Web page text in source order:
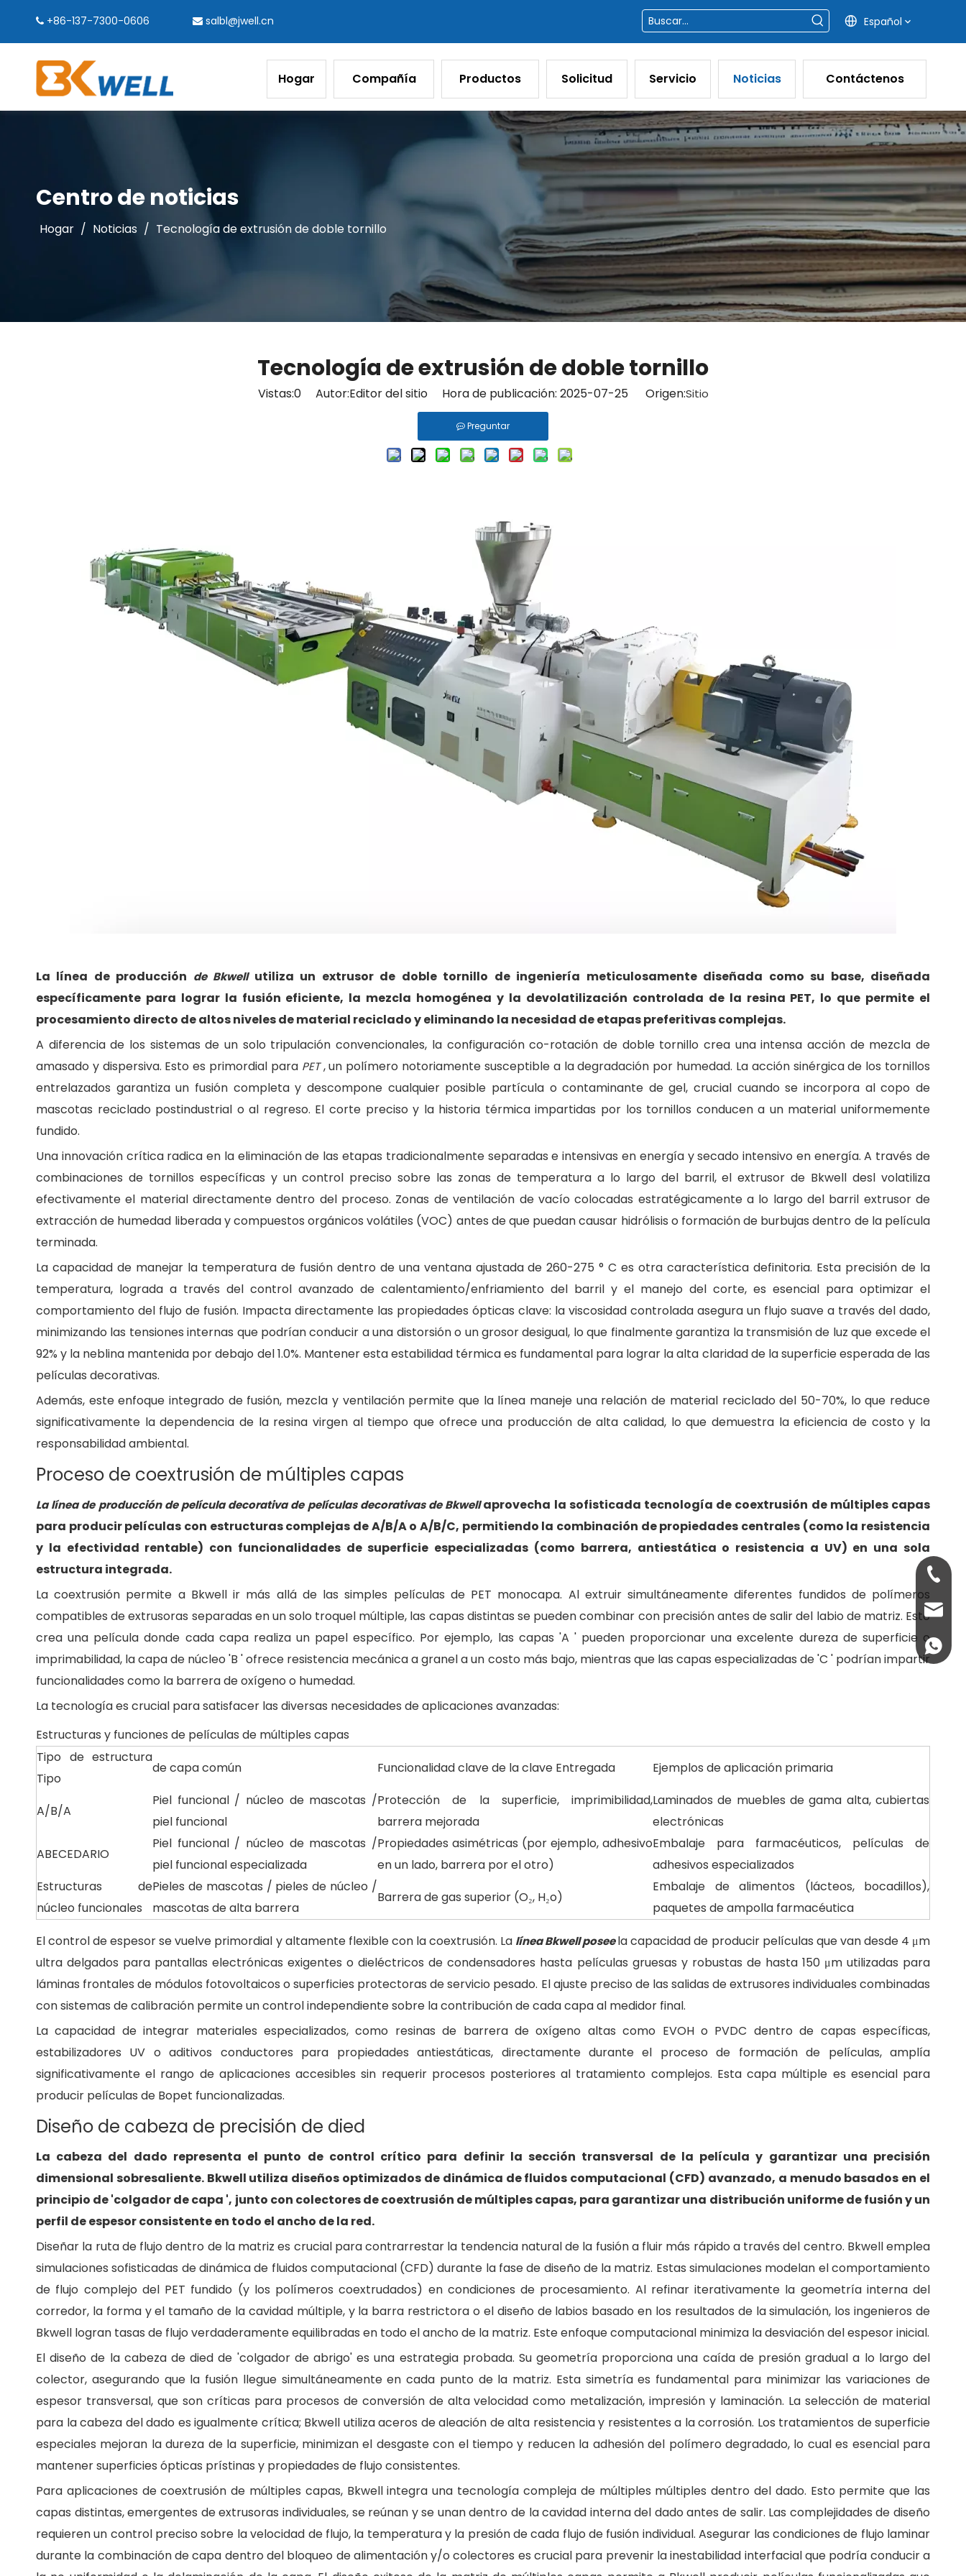
 +86-137-7300-0606  salbl@jwell.cn Español
Hogar Compañía Productos Solicitud Servicio Noticias Contáctenos
Centro de noticias
Hogar / Noticias / Tecnología de extrusión de doble tornillo
Tecnología de extrusión de doble tornillo
Vistas:0Autor:Editor del sitio Hora de publicación: 2025-07-25 Origen:Sitio
Preguntar
La línea de producción de Bkwell utiliza un extrusor de doble tornillo de ingeniería meticulosamente diseñada como su base, diseñada
específicamente para lograr la fusión eficiente, la mezcla homogénea y la devolatilización controlada de la resina PET, lo que permite el
procesamiento directo de altos niveles de material reciclado y eliminando la necesidad de etapas preferitivas complejas.
A diferencia de los sistemas de un solo tripulación convencionales, la configuración co-rotación de doble tornillo crea una intensa acción de mezcla de
amasado y dispersiva. Esto es primordial para PET, un polímero notoriamente susceptible a la degradación por humedad. La acción sinérgica de los tornillos
entrelazados garantiza un fusión completa y descompone cualquier posible partícula o contaminante de gel, crucial cuando se incorpora al copo de
mascotas reciclado postindustrial o al regreso. El corte preciso y la historia térmica impartidas por los tornillos conducen a un material uniformemente
fundido.
Una innovación crítica radica en la eliminación de las etapas tradicionalmente separadas e intensivas en energía y secado intensivo en energía. A través de
combinaciones de tornillos específicas y un control preciso sobre las zonas de temperatura a lo largo del barril, el extrusor de Bkwell desl volatiliza
efectivamente el material directamente dentro del proceso. Zonas de ventilación de vacío colocadas estratégicamente a lo largo del barril extrusor de
extracción de humedad liberada y compuestos orgánicos volátiles (VOC) antes de que puedan causar hidrólisis o formación de burbujas dentro de la película
terminada.
La capacidad de manejar la temperatura de fusión dentro de una ventana ajustada de 260-275 ° C es otra característica definitoria. Esta precisión de la
temperatura, lograda a través del control avanzado de calentamiento/enfriamiento del barril y el manejo del corte, es esencial para optimizar el
comportamiento del flujo de fusión. Impacta directamente las propiedades ópticas clave: la viscosidad controlada asegura un flujo suave a través del dado,
minimizando las tensiones internas que podrían conducir a una distorsión o un grosor desigual, lo que finalmente garantiza la transmisión de luz que excede el
92% y la neblina mantenida por debajo del 1.0%. Mantener esta estabilidad térmica es fundamental para lograr la alta claridad de la superficie esperada de las
películas decorativas.
Además, este enfoque integrado de fusión, mezcla y ventilación permite que la línea maneje una relación de material reciclado del 50-70%, lo que reduce
significativamente la dependencia de la resina virgen al tiempo que ofrece una producción de alta calidad, lo que demuestra la eficiencia de costo y la
responsabilidad ambiental.
Proceso de coextrusión de múltiples capas
La línea de producción de película decorativa de películas decorativas de Bkwellaprovecha la sofisticada tecnología de coextrusión de múltiples capas
para producir películas con estructuras complejas de A/B/A o A/B/C, permitiendo la combinación de propiedades centrales (como la resistencia
y la efectividad rentable) con funcionalidades de superficie especializadas (como barrera, antiestática o resistencia a UV) en una sola
estructura integrada.
La coextrusión permite a Bkwell ir más allá de las simples películas de PET monocapa. Al extruir simultáneamente diferentes fundidos de polímeros
compatibles de extrusoras separadas en un solo troquel múltiple, las capas distintas se pueden combinar con precisión antes de salir del labio de matriz. Esto
crea una película donde cada capa realiza un papel específico. Por ejemplo, las capas 'A ' pueden proporcionar una excelente dureza de superficie o
imprimabilidad, la capa de núcleo 'B ' ofrece resistencia mecánica a granel a un costo más bajo, mientras que las capas especializadas de 'C ' podrían impartir
funcionalidades como la barrera de oxígeno o humedad.
La tecnología es crucial para satisfacer las diversas necesidades de aplicaciones avanzadas:
Estructuras y funciones de películas de múltiples capas
Tipo de estructura
Tipo
de capa común Funcionalidad clave de la clave Entregada Ejemplos de aplicación primaria
A/B/A
Piel funcional / núcleo de mascotas /
piel funcional
Protección de la superficie, imprimibilidad,
barrera mejorada
Laminados de muebles de gama alta, cubiertas
electrónicas
ABECEDARIO
Piel funcional / núcleo de mascotas /
piel funcional especializada
Propiedades asimétricas (por ejemplo, adhesivo
en un lado, barrera por el otro)
Embalaje para farmacéuticos, películas de
adhesivos especializados
Estructuras de
núcleo funcionales
Pieles de mascotas / pieles de núcleo /
mascotas de alta barrera
Barrera de gas superior (O₂, H₂o)
Embalaje de alimentos (lácteos, bocadillos),
paquetes de ampolla farmacéutica
El control de espesor se vuelve primordial y altamente flexible con la coextrusión. La línea Bkwell poseela capacidad de producir películas que van desde 4 μm
ultra delgados para pantallas electrónicas exigentes o dieléctricos de condensadores hasta películas gruesas y robustas de hasta 150 μm utilizadas para
láminas frontales de módulos fotovoltaicos o superficies protectoras de servicio pesado. El ajuste preciso de las salidas de extrusores individuales combinadas
con sistemas de calibración permite un control independiente sobre la contribución de cada capa al medidor final.
La capacidad de integrar materiales especializados, como resinas de barrera de oxígeno altas como EVOH o PVDC dentro de capas específicas,
estabilizadores UV o aditivos conductores para propiedades antiestáticas, directamente durante el proceso de formación de películas, amplía
significativamente el rango de aplicaciones accesibles sin requerir procesos posteriores al tratamiento complejos. Esta capa múltiple es esencial para
producir películas de Bopet funcionalizadas.
Diseño de cabeza de precisión de died
La cabeza del dado representa el punto de control crítico para definir la sección transversal de la película y garantizar una precisión
dimensional sobresaliente. Bkwell utiliza diseños optimizados de dinámica de fluidos computacional (CFD) avanzado, a menudo basados en el
principio de 'colgador de capa ', junto con colectores de coextrusión de múltiples capas, para garantizar una distribución uniforme de fusión y un
perfil de espesor consistente en todo el ancho de la red.
Diseñar la ruta de flujo dentro de la matriz es crucial para contrarrestar la tendencia natural de la fusión a fluir más rápido a través del centro. Bkwell emplea
simulaciones sofisticadas de dinámica de fluidos computacional (CFD) durante la fase de diseño de la matriz. Estas simulaciones modelan el comportamiento
de flujo complejo del PET fundido (y los polímeros coextrudados) en condiciones de procesamiento. Al refinar iterativamente la geometría interna del
corredor, la forma y el tamaño de la cavidad múltiple, y la barra restrictora o el diseño de labios basado en los resultados de la simulación, los ingenieros de
Bkwell logran tasas de flujo verdaderamente equilibradas en todo el ancho de la matriz. Este enfoque computacional minimiza la desviación del espesor inicial.
El diseño de la cabeza de died de 'colgador de abrigo' es una estrategia probada. Su geometría proporciona una caída de presión gradual a lo largo del
colector, asegurando que la fusión llegue simultáneamente en cada punto de la matriz. Esta simetría es fundamental para minimizar las variaciones de
espesor transversal, que son críticas para procesos de conversión de alta velocidad como metalización, impresión y laminación. La selección de material
para la cabeza del dado es igualmente crítica; Bkwell utiliza aceros de aleación de alta resistencia y resistentes a la corrosión. Los tratamientos de superficie
especiales mejoran la dureza de la superficie, minimizan el desgaste con el tiempo y reducen la adhesión del polímero degradado, lo cual es esencial para
mantener superficies ópticas prístinas y propiedades de flujo consistentes.
Para aplicaciones de coextrusión de múltiples capas, Bkwell integra una tecnología compleja de múltiples múltiples dentro del dado. Esto permite que las
capas distintas, emergentes de extrusoras individuales, se reúnan y se unan dentro de la cavidad interna del dado antes de salir. Las complejidades de diseño
requieren un control preciso sobre la velocidad de flujo, la temperatura y la presión de cada flujo de fusión individual. Asegurar las condiciones de flujo laminar
durante la combinación de capa dentro del bloqueo de alimentación y/o colectores es crucial para prevenir la inestabilidad interfacial que podría conducir a
+86-